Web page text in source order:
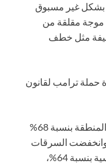
بشكل غير مسبوق
بما في ذلك موجة مقلقة من
مثل خطف
حملة ترامب لقانون
بشكل عام، انخفضت عمليات القتل في المنطقة بنسبة 68%
بنفس الفترة الزمنية في 2025، وانخفضت السرقات
بنسبة 47%، وانخفضت الاعتداءات الجنسية بنسبة 64%،